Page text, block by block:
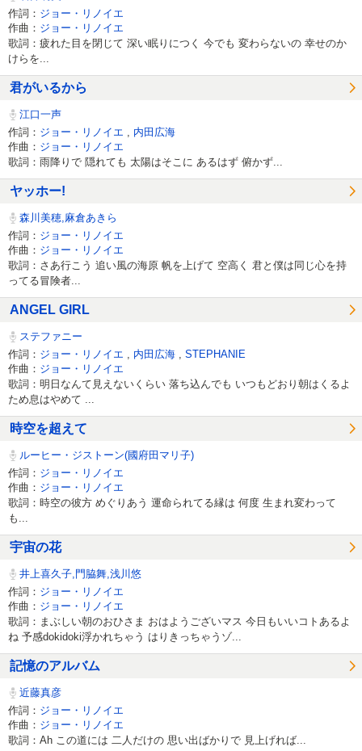
作詞： ジョー・リノイエ
作曲： ジョー・リノイエ
歌詞：疲れた目を閉じて 深い眠りにつく 今でも 変わらないの 幸せのか
けらを...
君がいるから
江口一声
作詞： ジョー・リノイエ
内田広海
作曲： ジョー・リノイエ
歌詞：雨降りで 隠れても 太陽はそこに あるはず 俯かず...
ヤッホー!
森川美穂,麻倉あきら
作詞： ジョー・リノイエ
作曲： ジョー・リノイエ
歌詞：さあ行こう 追い風の海原 帆を上げて 空高く 君と僕は同じ心を持
ってる冒険者...
ANGEL GIRL
ステファニー
作詞： ジョー・リノイエ 内田広海
STEPHANIE
作曲： ジョー・リノイエ
歌詞：明日なんて見えないくらい 落ち込んでも いつもどおり朝はくるよ
ため息はやめて ...
時空を超えて
ルーヒー・ジストーン(國府田マリ子)
作詞： ジョー・リノイエ
作曲： ジョー・リノイエ
歌詞：時空の彼方 めぐりあう 運命られてる縁は 何度 生まれ変わって
も...
宇宙の花
井上喜久子,門脇舞,浅川悠
作詞： ジョー・リノイエ
作曲： ジョー・リノイエ
歌詞：まぶしい朝のおひさま おはようございマス 今日もいいコトあるよ
ね 予感dokidoki浮かれちゃう はりきっちゃうゾ...
記憶のアルバム
近藤真彦
作詞： ジョー・リノイエ
作曲： ジョー・リノイエ
歌詞：Ah この道には 二人だけの 思い出ばかりで 見上げれば...